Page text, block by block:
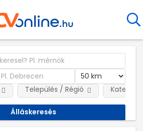
Település / Régió